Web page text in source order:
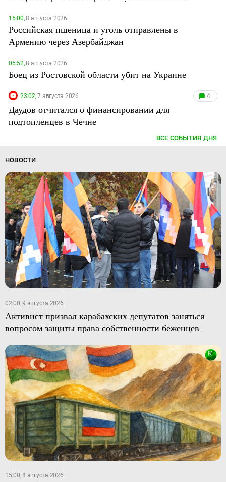
15:00,8 августа 2026
Российская пшеница и уголь отправлены в
Армению через Азербайджан
05:52,8 августа 2026
Боец из Ростовской области убит на Украине
23:02,7 августа 2026 4
Даудов отчитался о финансировании для
подтопленцев в Чечне
ВСЕ СОБЫТИЯ ДНЯ
НОВОСТИ
02:00, 9 августа 2026
Активист призвал карабахских депутатов заняться
вопросом защиты права собственности беженцев
15:00, 8 августа 2026